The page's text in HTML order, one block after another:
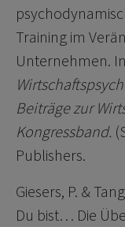
Training im
Unternehmen.
Beiträge zur
Kongressband.
Publishers.
Giesers, P. &
Du bist… Die